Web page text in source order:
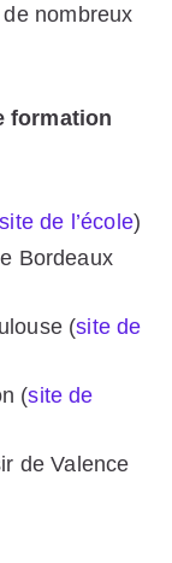
nombreux
formation
site de l’école)
Bordeaux
(site de
(site de
de Valence